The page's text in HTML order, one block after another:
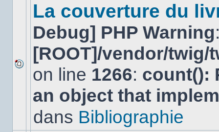
Aucun
nouveau
message
non-
dans
La couverture du
Debug] PHP Warning
[ROOT]/vendor/
on line 1266: count():
an object that
dans Bibliographie